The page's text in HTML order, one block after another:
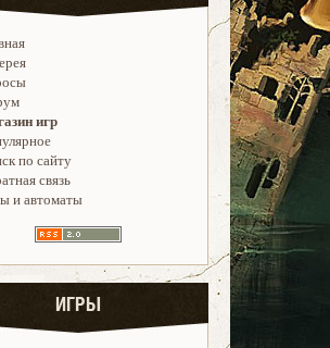
игр
по сайту
связь
и автоматы
ИГРЫ